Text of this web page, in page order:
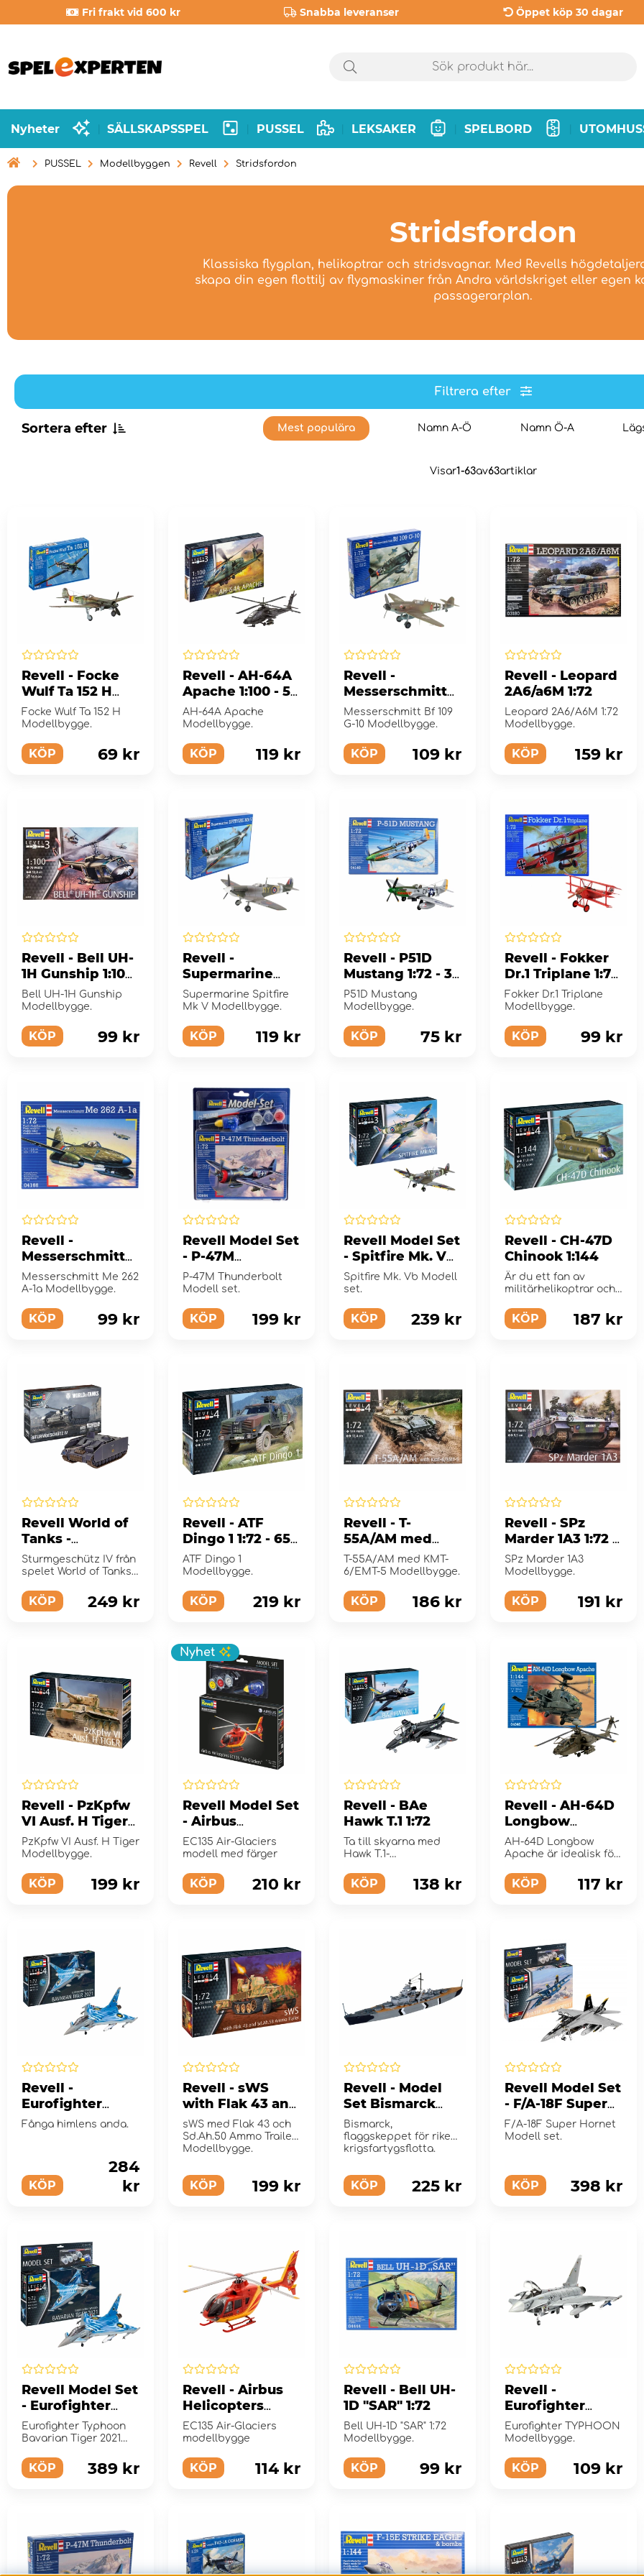
Fri frakt vid 600 kr Snabba leveranser Öppet köp 30 dagar
Nyheter SÄLLSKAPSSPEL PUSSEL LEKSAKER SPELBORD
 PUSSEL Modellbyggen Revell Stridsfordon
Stridsfordon
Klassiska flygplan, helikoptrar och stridsvagnar. Med Revells
skapa din egen flottilj av flygmaskiner från Andra världskriget eller egen
passagerarplan.
Filtrera efter
Sortera efter Mest populära Namn A-Ö Namn Ö-A
Visar1-63av63artiklar
Revell - Focke
Wulf Ta 152 H
1:72 - 39 Bitar
Focke Wulf Ta 152 H
Modellbygge.
KÖP 69 kr
Revell - AH-64A
Apache 1:100 - 56
Bitar
AH-64A Apache
Modellbygge.
KÖP 119 kr
Revell -
Messerschmitt
Bf 109 G-10 1:72 -
37 Bitar
Messerschmitt Bf 109
G-10 Modellbygge.
KÖP 109 kr
Revell - Leopard
2A6/a6M 1:72
Leopard 2A6/A6M 1:72
Modellbygge.
KÖP 159 kr
Revell - Bell UH-
1H Gunship 1:100
- 70 Bitar
Bell UH-1H Gunship
Modellbygge.
KÖP 99 kr
Revell -
Supermarine
Spitfire Mk V
1:72 - 39 Bitar
Supermarine Spitfire
Mk V Modellbygge.
KÖP 119 kr
Revell - P51D
Mustang 1:72 - 34
Bitar
P51D Mustang
Modellbygge.
KÖP 75 kr
Revell - Fokker
Dr.1 Triplane 1:72
- 37 Bitar
Fokker Dr.1 Triplane
Modellbygge.
KÖP 99 kr
Revell -
Messerschmitt
Me 262 A-1a 1:72 -
56 Bitar
Messerschmitt Me 262
A-1a Modellbygge.
KÖP 99 kr
Revell Model Set
- P-47M
Thunderbolt 1:72
- 67 Bitar
P-47M Thunderbolt
Modell set.
KÖP 199 kr
Revell Model Set
- Spitfire Mk. Vb
1:72 - 42 Bitar
Spitfire Mk. Vb Modell
set.
KÖP 239 kr
Revell - CH-47D
Chinook 1:144
Är du ett fan av
militärhelikoptrar och
modellering?
KÖP 187 kr
Revell World of
Tanks -
Sturmgeschütz
IV 1:72 - 101 Bitar
Sturmgeschütz IV från
spelet World of Tanks
KÖP 249 kr
Revell - ATF
Dingo 1 1:72 - 65
Bitar
ATF Dingo 1
Modellbygge.
KÖP 219 kr
Revell - T-
55A/AM med
KMT-6/EMT-5 1:72
- 139 Bitar
T-55A/AM med KMT-
6/EMT-5 Modellbygge.
KÖP 186 kr
Revell - SPz
Marder 1A3 1:72 -
161 Bitar
SPz Marder 1A3
Modellbygge.
KÖP 191 kr
Revell - PzKpfw
VI Ausf. H Tiger
1:72 - 180 Bitar
PzKpfw VI Ausf. H Tiger
Modellbygge.
KÖP 199 kr
Nyhet
Revell Model Set
- Airbus
Helicopters
EC135 Air-
Bitar
EC135 Air-Glaciers
modell med färger
KÖP 210 kr
Revell - BAe
Hawk T.1 1:72
Ta till skyarna med
Hawk T.1-
KÖP 138 kr
Revell - AH-64D
Longbow
Apache 1:144
AH-64D Longbow
Apache är idealisk för
samlingar.
KÖP 117 kr
Revell -
Eurofighter
Typhoon The
Fånga himlens anda.
KÖP
284
kr
Revell - sWS
with Flak 43 and
Sd.Ah.50 Ammo
Trailer 1:72 - 252
Bitar
sWS med Flak 43 och
Sd.Ah.50 Ammo Trailer
Modellbygge.
KÖP 199 kr
Revell - Model
Set Bismarck
1:1200
Bismarck,
flaggskeppet för rikets
krigsfartygsflotta.
KÖP 225 kr
Revell Model Set
- F/A-18F Super
Hornet 1:72 - 97
Bitar
F/A-18F Super Hornet
Modell set.
KÖP 398 kr
Revell Model Set
- Eurofighter
Typhoon
Bavarian Tiger
Bitar
Eurofighter Typhoon
Bavarian Tiger 2021
KÖP 389 kr
Revell - Airbus
Helicopters
EC135 Air-
Glaciers 1:72 - 75
EC135 Air-Glaciers
modellbygge
KÖP 114 kr
Revell - Bell UH-
1D "SAR" 1:72
Bell UH-1D "SAR" 1:72
Modellbygge.
KÖP 99 kr
Revell -
Eurofighter
TYPHOON 1:144 -
63 Bitar
Eurofighter TYPHOON
Modellbygge.
KÖP 109 kr